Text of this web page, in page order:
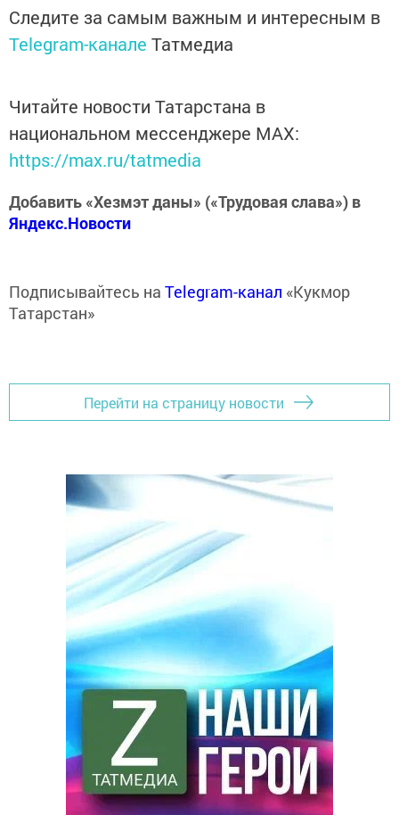
Следите за самым важным и интересным в
Telegram-канале Татмедиа
Читайте новости Татарстана в
национальном мессенджере MАХ:
https://max.ru/tatmedia
Добавить «Хезмэт даны» («Трудовая слава») в
Яндекс.Новости
Подписывайтесь на Telegram-канал «Кукмор
Татарстан»
Перейти на страницу новости